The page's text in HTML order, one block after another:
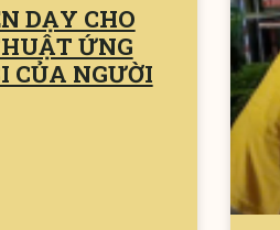
DẠY CHO
ỨNG
CỦA NGƯỜI